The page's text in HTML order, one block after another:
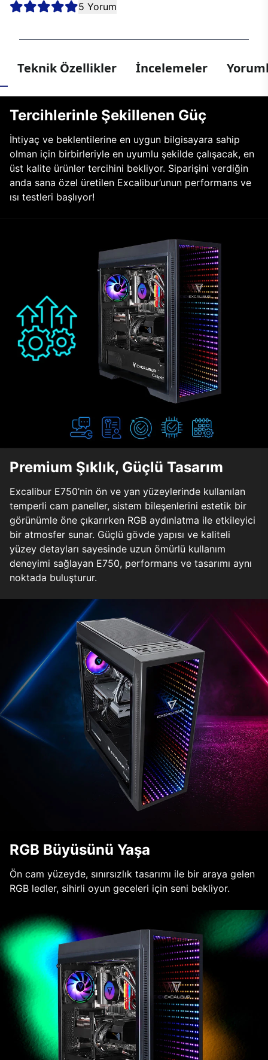
5 Yorum
Teknik Özellikler İncelemeler
Tercihlerinle Şekillenen Güç
İhtiyaç ve beklentilerine en uygun bilgisayara sahip
olman için birbirleriyle en uyumlu şekilde çalışacak, en
üst kalite ürünler tercihini bekliyor. Siparişini verdiğin
anda sana özel üretilen Excalibur’unun performans ve
ısı testleri başlıyor!
Premium Şıklık, Güçlü Tasarım
Excalibur E750’nin ön ve yan yüzeylerinde kullanılan
temperli cam paneller, sistem bileşenlerini estetik bir
görünümle öne çıkarırken RGB aydınlatma ile etkileyici
bir atmosfer sunar. Güçlü gövde yapısı ve kaliteli
yüzey detayları sayesinde uzun ömürlü kullanım
deneyimi sağlayan E750, performans ve tasarımı aynı
noktada buluşturur.
RGB Büyüsünü Yaşa
Ön cam yüzeyde, sınırsızlık tasarımı ile bir araya gelen
RGB ledler, sihirli oyun geceleri için seni bekliyor.